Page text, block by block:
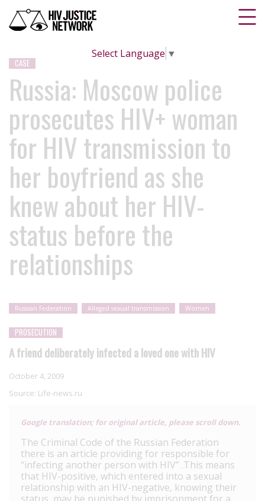
Select Language ▼
CASE
Russia: Moscow police
prosecutes HIV+ woman
for HIV transmission to
her boyfriend as she
knew about her HIV-
status before the
relationships
Russian Federation Alleged sexual transmission Women
PROSECUTION
A friend deliberately infected a loved one with HIV
October 4, 2009
Source: Life-news.ru
Google translation; for original article, please scroll down.
The Criminal Code of the Russian Federation
there is an article providing for responsible for
“infecting another person with HIV” .This means
that HIV-positive, which entered into a sexual
relationship with an HIV-negative, knowing their
status, may be punished by imprisonment for a